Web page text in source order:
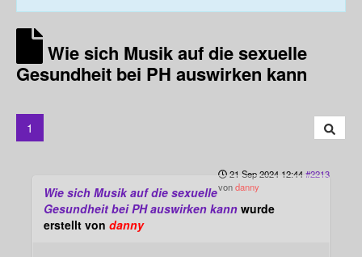
Wie sich Musik auf die sexuelle
Gesundheit bei PH auswirken kann
1
21 Sep 2024 12:44 #2213
vondanny
Wie sich Musik auf die sexuelle
Gesundheit bei PH auswirken kann wurde
erstellt von danny